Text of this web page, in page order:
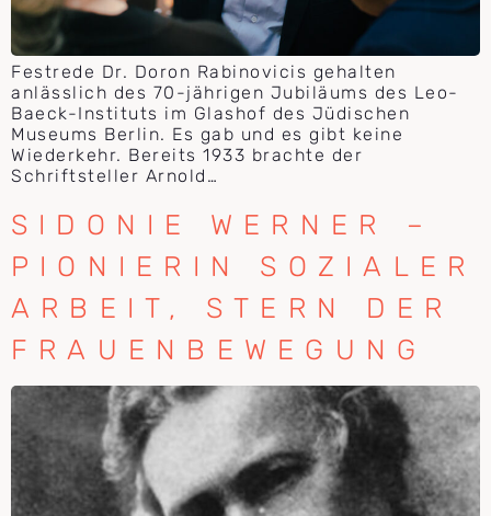
Festrede Dr. Doron Rabinovicis gehalten
anlässlich des 70-jährigen Jubiläums des Leo-
Baeck-Instituts im Glashof des Jüdischen
Museums Berlin. Es gab und es gibt keine
Wiederkehr. Bereits 1933 brachte der
Schriftsteller Arnold…
SIDONIE WERNER –
PIONIERIN SOZIALER
ARBEIT, STERN DER
FRAUENBEWEGUNG